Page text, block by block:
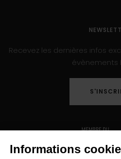
Recevez les dernières infos
évènements